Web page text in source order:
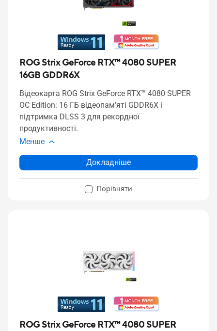
ROG Strix GeForce RTX™ 4080 SUPER
16GB GDDR6X
Відеокарта ROG Strix GeForce RTX™ 4080 SUPER
OC Edition: 16 ГБ відеопам’яті GDDR6X і
підтримка DLSS 3 для рекордної
продуктивності.
Менше
Докладніше
Порівняти
ROG Strix GeForce RTX™ 4080 SUPER